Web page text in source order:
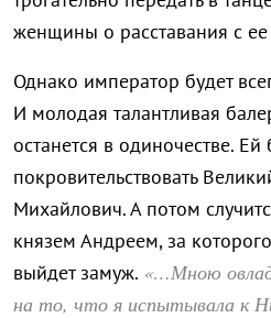
женщины о расставания с
Однако император будет
И молодая талантливая
останется в одиночестве. Ей
покровительствовать
Михайлович. А потом
князем Андреем, за
выйдет замуж. «…Мною
на то, что я испытывала к